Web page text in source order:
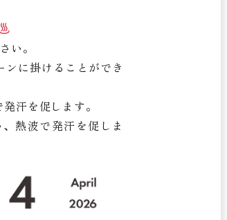
い。
に掛けることができ
汗を促します。
熱波で発汗を促しま